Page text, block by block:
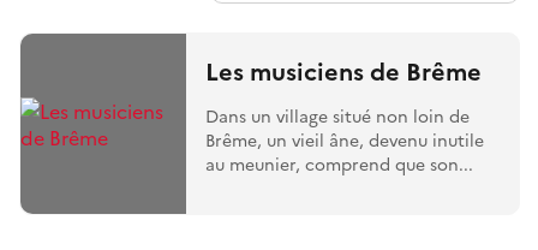
Les musiciens de Brême
Dans un village situé non loin de
Brême, un vieil âne, devenu inutile
au meunier, comprend que son...